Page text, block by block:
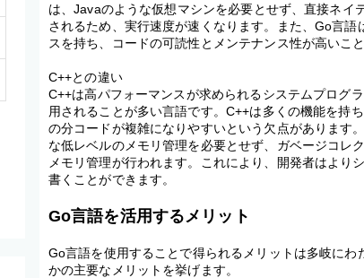
は、Javaのような仮想マシンを必要とせず、直接ネイ
されるため、実行速度が速くなります。また、Go言語
スを持ち、コードの可読性とメンテナンス性が高いこと
C++との違い
C++は高パフォーマンスが求められるシステムプログ
用されることが多い言語です。C++は多くの機能を持
の分コードが複雑になりやすいという欠点があります
な低レベルのメモリ管理を必要とせず、ガベージコレ
メモリ管理が行われます。これにより、開発者はより
書くことができます。
Go言語を活用するメリット
Go言語を使用することで得られるメリットは多岐にわ
かの主要なメリットを挙げます。